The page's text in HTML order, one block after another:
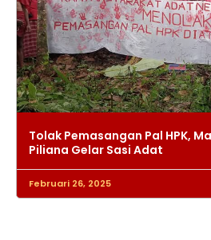
Tolak Pemasangan Pal HPK,
Piliana Gelar Sasi Adat
Februari 26, 2025